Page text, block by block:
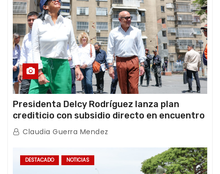
Presidenta Delcy Rodríguez lanza plan
crediticio con subsidio directo en encuentro
con Juntas de Condominio
Claudia Guerra Mendez
DESTACADO NOTICIAS